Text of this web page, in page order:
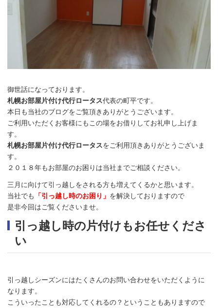
御世話になっております。
札幌お部屋片付け代行ロータス代表の町平です。
本日も当社のブログをご覧頂きありがとうございます。
ご利用いただくお客様にもこの場をお借りしてお礼申し上げま
す。
札幌お部屋片付け代行ロータスをご利用頂きありがとうございま
す。
２０１８年もお部屋のお困りは当社までご相談ください。
三月に向けて引っ越しをされる方も増えてくるかと思います。
当社でも 「引っ越し時のお困り」 を解決しておりますので
是非今回はご覧くださいませ。
引っ越し時の片付けもお任せくださ
い
引っ越しシーズンにはたくさんのお問い合わせをいただくように
なります。
こういったことも対応してくれるの？ということもありますので